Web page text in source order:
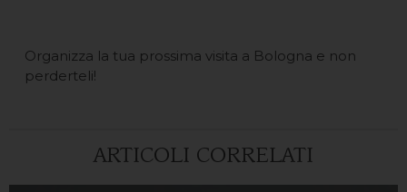
Organizza la tua prossima visita a Bologna e non
perderteli!
ARTICOLI CORRELATI